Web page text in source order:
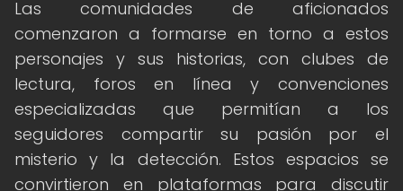
Las comunidades de aficionados
comenzaron a formarse en torno a estos
personajes y sus historias, con clubes de
lectura, foros en línea y convenciones
especializadas que permitían a los
seguidores compartir su pasión por el
misterio y la detección. Estos espacios se
convirtieron en plataformas para discutir